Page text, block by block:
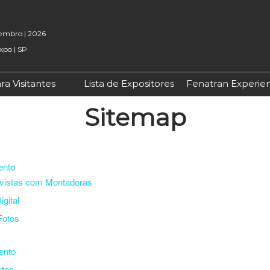
| 2026
| SP
Visitantes
Lista de Expositores Fenatran
Sitemap
com Montadoras